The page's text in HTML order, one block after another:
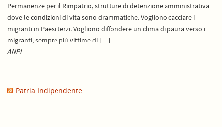
Permanenze per il Rimpatrio, strutture di detenzione amministrativa
dove le condizioni di vita sono drammatiche. Vogliono cacciare i
migranti in Paesi terzi. Vogliono diffondere un clima di paura verso i
migranti, sempre più vittime di […]
ANPI
Patria Indipendente